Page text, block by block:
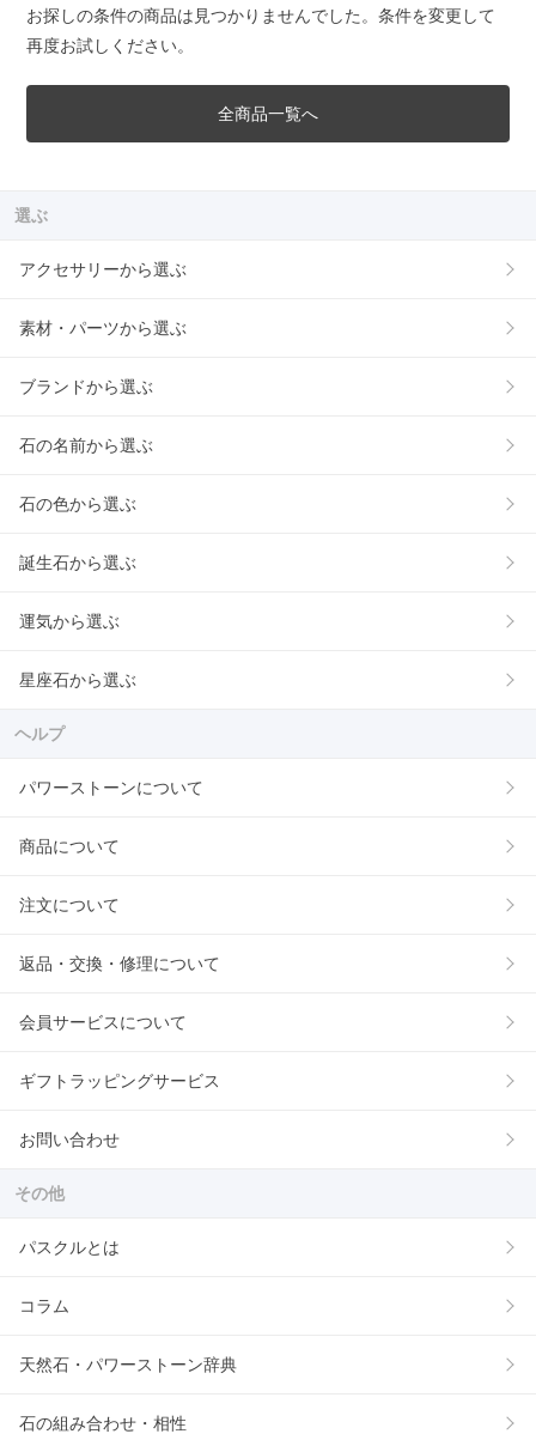
お探しの条件の商品は見つかりませんでした。条件を変更して
再度お試しください。
全商品一覧へ
選ぶ
アクセサリーから選ぶ
素材・パーツから選ぶ
ブランドから選ぶ
石の名前から選ぶ
石の色から選ぶ
誕生石から選ぶ
運気から選ぶ
星座石から選ぶ
ヘルプ
パワーストーンについて
商品について
注文について
返品・交換・修理について
会員サービスについて
ギフトラッピングサービス
お問い合わせ
その他
パスクルとは
コラム
天然石・パワーストーン辞典
石の組み合わせ・相性